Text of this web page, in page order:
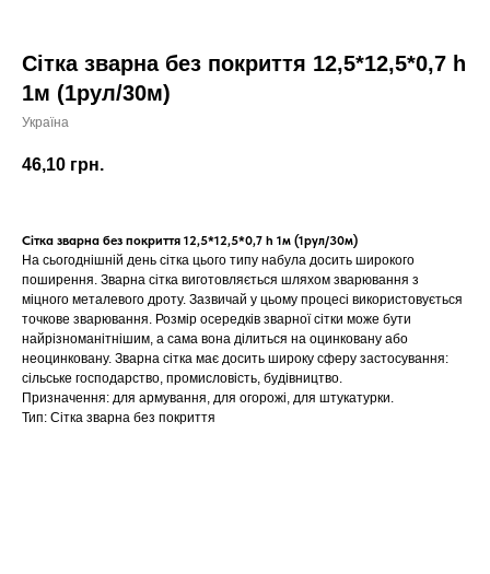
Сітка зварна без покриття 12,5*12,5*0,7 h
1м (1рул/30м)
Україна
46,10 грн.
Сітка зварна без покриття 12,5*12,5*0,7 h 1м (1рул/30м)
На сьогоднішній день сітка цього типу набула досить широкого
поширення. Зварна сітка виготовляється шляхом зварювання з
міцного металевого дроту. Зазвичай у цьому процесі використовується
точкове зварювання. Розмір осередків зварної сітки може бути
найрізноманітнішим, а сама вона ділиться на оцинковану або
неоцинковану. Зварна сітка має досить широку сферу застосування:
сільське господарство, промисловість, будівництво.
Призначення: для армування, для огорожі, для штукатурки.
Тип: Сітка зварна без покриття